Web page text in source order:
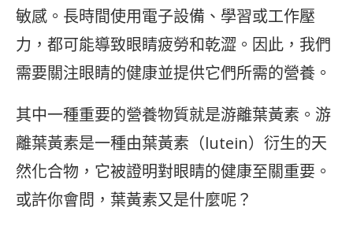
敏感。長時間使用電子設備、學習或工作壓
力，都可能導致眼睛疲勞和乾澀。因此，我們
需要關注眼睛的健康並提供它們所需的營養。
其中一種重要的營養物質就是游離葉黃素。游
離葉黃素是一種由葉黃素（lutein）衍生的天
然化合物，它被證明對眼睛的健康至關重要。
或許你會問，葉黃素又是什麼呢？